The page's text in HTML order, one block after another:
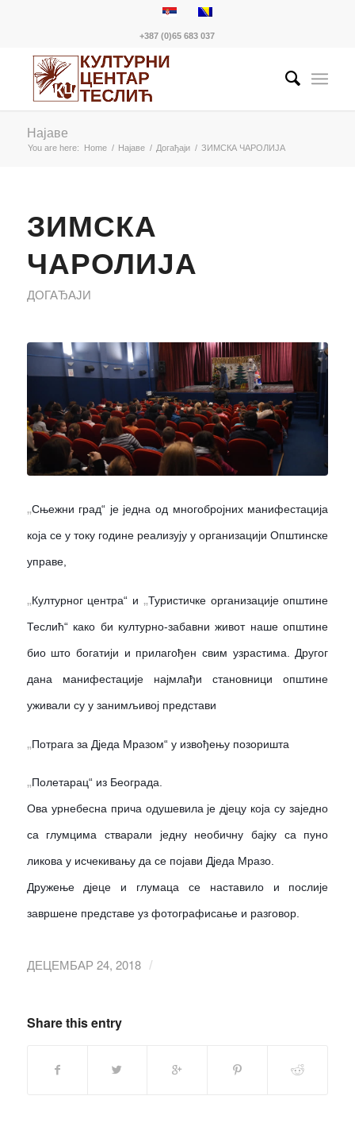
+387 (0)65 683 037
Најаве
You are here: Home / Најаве / Догађаји / ЗИМСКА ЧАРОЛИЈА
ЗИМСКА
ЧАРОЛИЈА
ДОГАЂАЈИ
„Сњежни град“ је једна од многобројних манифестација
која се у току године реализују у организацији Општинске
управе,
„Културног центра“ и „Туристичке организације општине
Теслић“ како би културно-забавни живот наше општине
био што богатији и прилагођен свим узрастима. Другог
дана манифестације најмлађи становници општине
уживали су у занимљивој представи
„Потрага за Дједа Мразом“ у извођењу позоришта
„Полетарац“ из Београда.
Ова урнебесна прича одушевила је дјецу која су заједно
са глумцима стварали једну необичну бајку са пуно
ликова у исчекивању да се појави Дједа Мразо.
Дружење дјеце и глумаца се наставило и послије
завршене представе уз фотографисање и разговор.
ДЕЦЕМБАР 24, 2018 /
Share this entry